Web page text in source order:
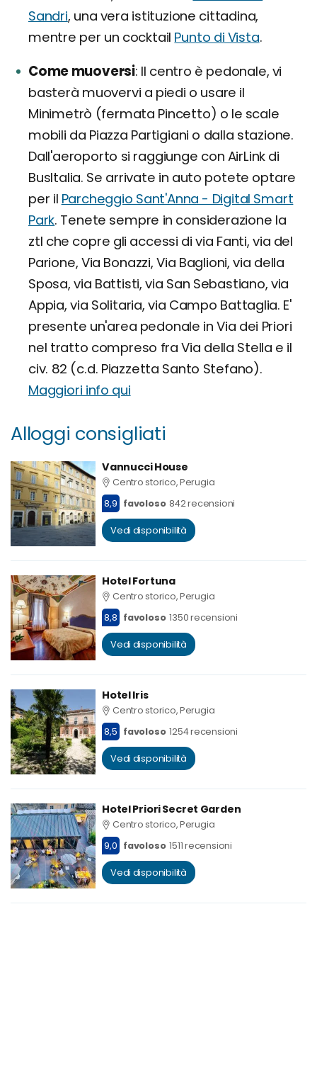
Sandri, una vera istituzione cittadina,
mentre per un cocktail Punto di Vista.
Come muoversi Il centro è pedonale, vi
basterà muovervi a piedi o usare il
Minimetrò (fermata Pincetto) o le scale
mobili da Piazza Partigiani o dalla stazione.
Dall'aeroporto si raggiunge con AirLink di
BusItalia. Se arrivate in auto potete optare
per il Parcheggio Sant'Anna - Digital Smart
Park. Tenete sempre in considerazione la
ztl che copre gli accessi di via Fanti, via del
Parione, Via Bonazzi, Via Baglioni, via della
Sposa, via Battisti, via San Sebastiano, via
Appia, via Solitaria, via Campo Battaglia. E'
presente un'area pedonale in Via dei Priori
nel tratto compreso fra Via della Stella e il
civ. 82 (c.d. Piazzetta Santo Stefano).
Maggiori info qui
Alloggi consigliati
Vannucci House
Centro storico, Perugia
8,9 favoloso 842 recensioni
Vedi disponibilità
Hotel Fortuna
Centro storico, Perugia
8,8 favoloso 1350 recensioni
Vedi disponibilità
Hotel Iris
Centro storico, Perugia
8,5 favoloso 1254 recensioni
Vedi disponibilità
Hotel Priori Secret Garden
Centro storico, Perugia
9,0 favoloso 1511 recensioni
Vedi disponibilità